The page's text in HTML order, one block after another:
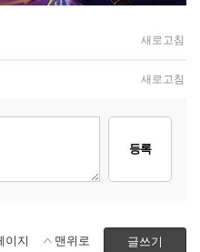
새로고침
새로고침
등록
글쓰기
이지 맨위로